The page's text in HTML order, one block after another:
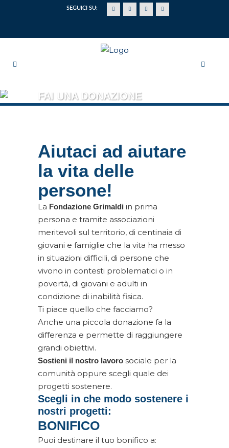
SEGUICI SU:
FAI UNA DONAZIONE
Aiutaci ad aiutare
la vita delle
persone!
La Fondazione Grimaldi in prima
persona e tramite associazioni
meritevoli sul territorio, di centinaia di
giovani e famiglie che la vita ha messo
in situazioni difficili, di persone che
vivono in contesti problematici o in
povertà, di giovani e adulti in
condizione di inabilità fisica.
Ti piace quello che facciamo?
Anche una piccola donazione fa la
differenza e permette di raggiungere
grandi obiettivi.
Sostieni il nostro lavoro sociale per la
comunità oppure scegli quale dei
progetti sostenere.
Scegli in che modo sostenere i
nostri progetti:
BONIFICO
Puoi destinare il tuo bonifico a: